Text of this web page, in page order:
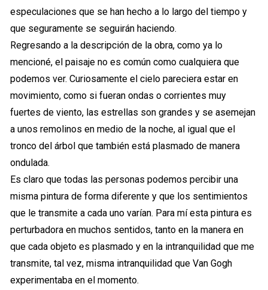
especulaciones que se han hecho a lo largo del tiempo y
que seguramente se seguirán haciendo.
Regresando a la descripción de la obra, como ya lo
mencioné, el paisaje no es común como cualquiera que
podemos ver. Curiosamente el cielo pareciera estar en
movimiento, como si fueran ondas o corrientes muy
fuertes de viento, las estrellas son grandes y se asemejan
a unos remolinos en medio de la noche, al igual que el
tronco del árbol que también está plasmado de manera
ondulada.
Es claro que todas las personas podemos percibir una
misma pintura de forma diferente y que los sentimientos
que le transmite a cada uno varían. Para mí esta pintura es
perturbadora en muchos sentidos, tanto en la manera en
que cada objeto es plasmado y en la intranquilidad que me
transmite, tal vez, misma intranquilidad que Van Gogh
experimentaba en el momento.